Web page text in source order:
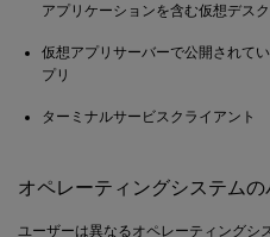
アプリケーションを含む仮想デス
仮想アプリサーバーで公開されて
プリ
ターミナルサービスクライアント
オペレーティングシステム
ユーザーは異なるオペレーティングシ